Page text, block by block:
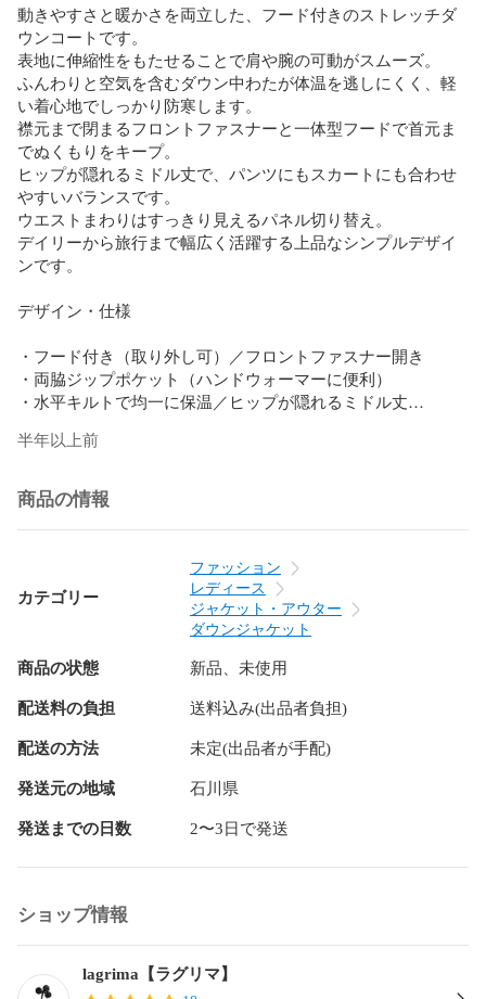
動きやすさと暖かさを両立した、フード付きのストレッチダ
ウンコートです。
表地に伸縮性をもたせることで肩や腕の可動がスムーズ。
ふんわりと空気を含むダウン中わたが体温を逃しにくく、軽
い着心地でしっかり防寒します。
襟元まで閉まるフロントファスナーと一体型フードで首元ま
でぬくもりをキープ。
ヒップが隠れるミドル丈で、パンツにもスカートにも合わせ
やすいバランスです。
ウエストまわりはすっきり見えるパネル切り替え。
デイリーから旅行まで幅広く活躍する上品なシンプルデザイ
ンです。
デザイン・仕様
・フード付き（取り外し可）／フロントファスナー開き
・両脇ジップポケット（ハンドウォーマーに便利）
・水平キルトで均一に保温／ヒップが隠れるミドル丈
秋?真冬?春先まで活躍
ストレッチで動きやすく、通勤・送迎・旅行などデイリーに
首元まで暖かいフード×ハイネック
手洗い不可
ご注意いただきたい事
モニター環境により色味が異なる場合があります。
中わた特性上、着用・保管時に片寄りが生じる場合がありま
雨や雪に濡れた場合は乾いた布で水気を取り、風通しの良い
こんな時・こんなシーンにおすすめ
旅行 お出かけ 普段使い 通勤 通学 ウォーキング 子どもの送迎
贈り物として
半年以上前
商品の情報
カテゴリー
ファッション
レディース
ジャケット・アウター
ダウンジャケット
商品の状態 新品、未使用
配送料の負担 送料込み(出品者負担)
配送の方法 未定(出品者が手配)
発送元の地域 石川県
発送までの日数 2〜3日で発送
ショップ情報
lagrima【ラグリマ】